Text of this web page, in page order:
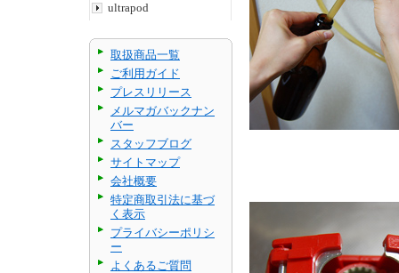
ultrapod
取扱商品一覧
ご利用ガイド
プレスリリース
メルマガバックナン
バー
スタッフブログ
サイトマップ
会社概要
特定商取引法に基づ
く表示
プライバシーポリシ
ー
よくあるご質問